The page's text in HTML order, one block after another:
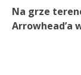
Na grze
Arrowhead’a